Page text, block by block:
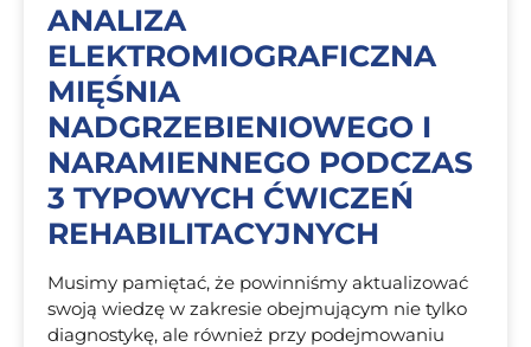
ANALIZA
ELEKTROMIOGRAFICZNA
MIĘŚNIA
NADGRZEBIENIOWEGO I
NARAMIENNEGO PODCZAS
3 TYPOWYCH ĆWICZEŃ
REHABILITACYJNYCH
Musimy pamiętać, że powinniśmy aktualizować
swoją wiedzę w zakresie obejmującym nie tylko
diagnostykę, ale również przy podejmowaniu